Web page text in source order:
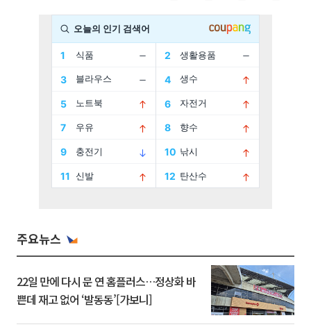
주요뉴스
22일 만에 다시 문 연 홈플러스…정상화 바
쁜데 재고 없어 ‘발동동’[가보니]